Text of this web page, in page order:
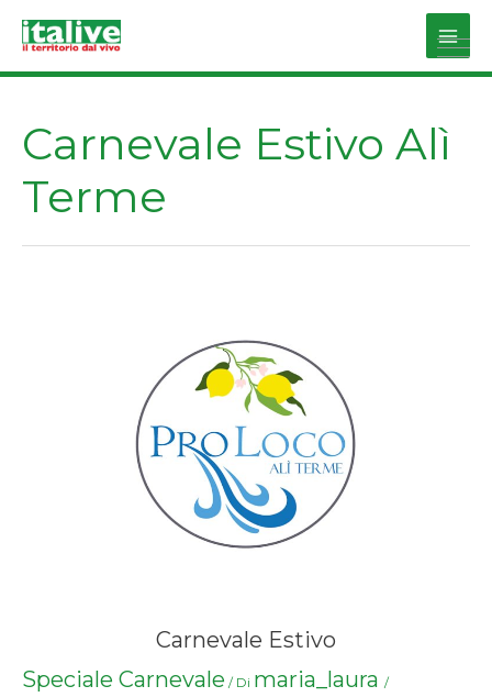
Main
Carnevale Estivo Alì
Terme
Carnevale Estivo
Speciale Carnevale / Di maria_laura /